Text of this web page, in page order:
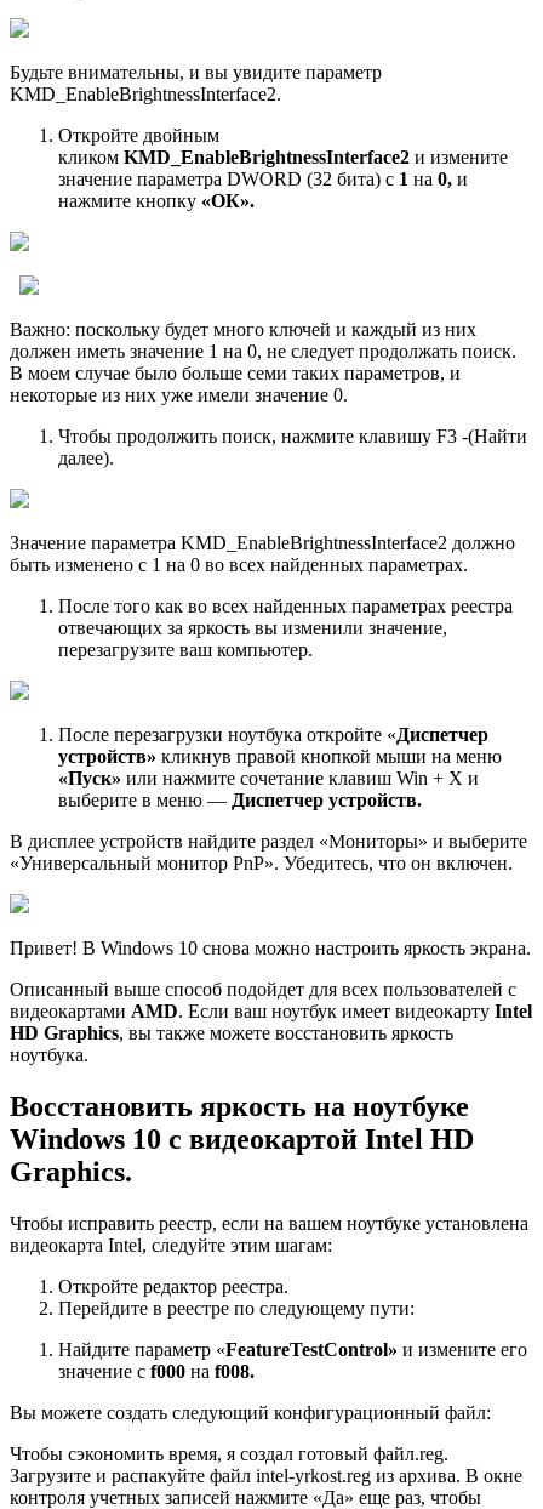
Будьте внимательны, и вы увидите параметр
KMD_EnableBrightnessInterface2.
Откройте двойным
кликом KMD_EnableBrightnessInterface2 и измените
значение параметра DWORD (32 бита) с 1 на 0, и
нажмите кнопку «ОК».
Важно: поскольку будет много ключей и каждый из них
должен иметь значение 1 на 0, не следует продолжать поиск.
В моем случае было больше семи таких параметров, и
некоторые из них уже имели значение 0.
Чтобы продолжить поиск, нажмите клавишу F3 -(Найти
далее).
Значение параметра KMD_EnableBrightnessInterface2 должно
быть изменено с 1 на 0 во всех найденных параметрах.
После того как во всех найденных параметрах реестра
отвечающих за яркость вы изменили значение,
перезагрузите ваш компьютер.
После перезагрузки ноутбука откройте «Диспетчер
устройств» кликнув правой кнопкой мыши на меню
«Пуск» или нажмите сочетание клавиш Win + X и
выберите в меню — Диспетчер устройств.
В дисплее устройств найдите раздел «Мониторы» и выберите
«Универсальный монитор PnP». Убедитесь, что он включен.
Привет! В Windows 10 снова можно настроить яркость экрана.
Описанный выше способ подойдет для всех пользователей с
видеокартами AMD. Если ваш ноутбук имеет видеокарту Intel
HD Graphics, вы также можете восстановить яркость
ноутбука.
Восстановить яркость на ноутбуке
Windows 10 с видеокартой Intel HD
Graphics.
Чтобы исправить реестр, если на вашем ноутбуке установлена
видеокарта Intel, следуйте этим шагам:
Откройте редактор реестра.
Перейдите в реестре по следующему пути:
Найдите параметр «FeatureTestControl» и измените его
значение с f000 на f008.
Вы можете создать следующий конфигурационный файл:
Чтобы сэкономить время, я создал готовый файл.reg.
Загрузите и распакуйте файл intel-yrkost.reg из архива. В окне
контроля учетных записей нажмите «Да» еще раз, чтобы